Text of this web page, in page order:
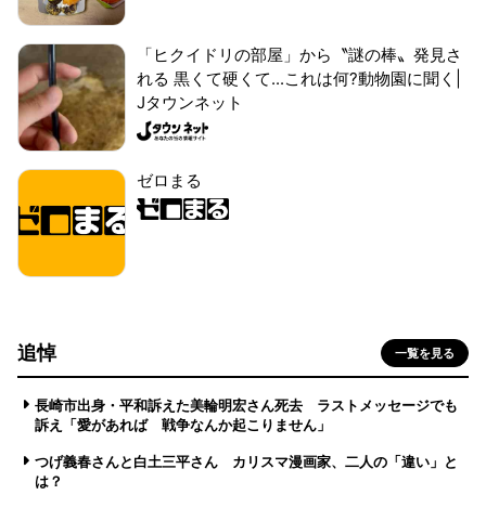
「ヒクイドリの部屋」から〝謎の棒〟発見さ
れる 黒くて硬くて...これは何?動物園に聞く|
Jタウンネット
ゼロまる
追悼 一覧を見る
長崎市出身・平和訴えた美輪明宏さん死去 ラストメッセージでも
訴え「愛があれば 戦争なんか起こりません」
つげ義春さんと白土三平さん カリスマ漫画家、二人の「違い」と
は？